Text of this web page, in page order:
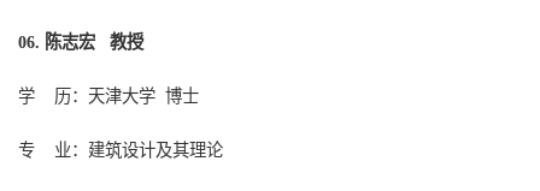
06. 陈志宏 教授
学 历：天津大学 博士
专 业：建筑设计及其理论